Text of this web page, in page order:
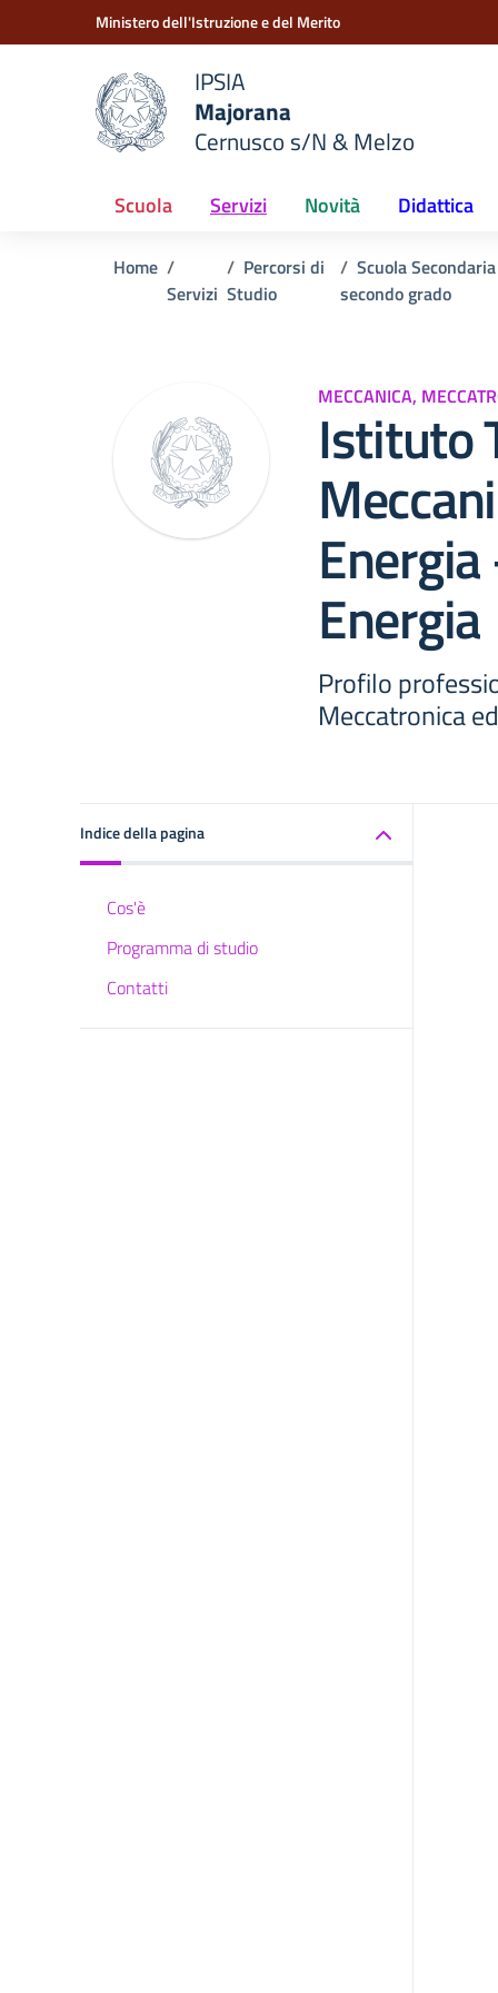
Vai ai contenuti
Vai al menu di navigazioneMinistero dell'Istruzione e del Merito
scuola
IPSIA
Majorana
Cernusco s/N & Melzo
Scuola Servizi Novità Didattica
Home
Servizi
Percorsi di
Studio
Scuola
secondo grado
MECCANICA,
Istituto
Energia
Profilo
Meccatronica
Indice della pagina
Cos'è
Programma di studio
Contatti